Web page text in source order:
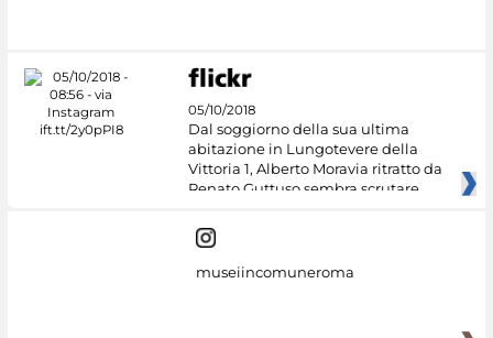
05/10/2018
Dal soggiorno della sua ultima
abitazione in Lungotevere della
Vittoria 1, Alberto Moravia ritratto da
Renato Guttuso sembra scrutare
museiincomuneroma